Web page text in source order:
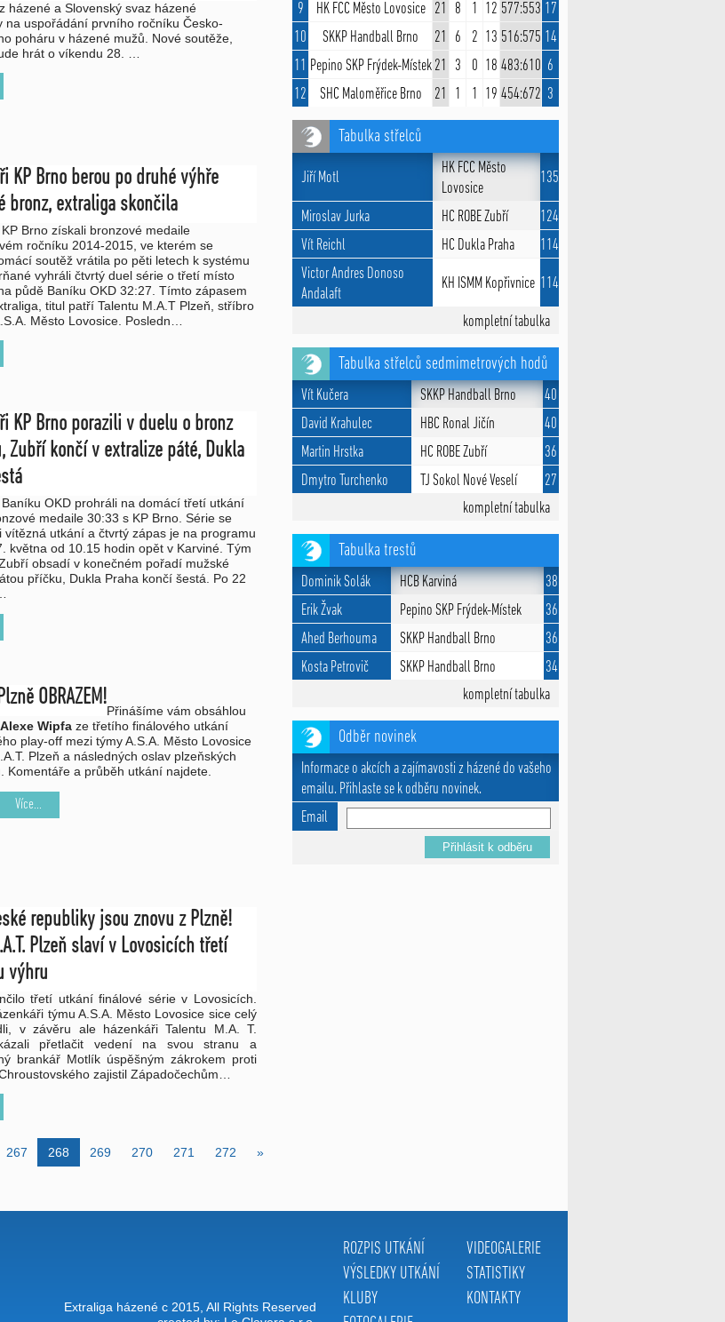
házené a Slovenský svaz házené
na uspořádání prvního ročníku Česko-
poháru v házené mužů. Nové soutěže
hrát o víkendu 28. …
KP Brno berou po druhé výhře
bronz, extraliga skončila
Brno získali bronzové medaile
ročníku 2014-2015, ve kterém se
soutěž vrátila po pěti letech k systému
vyhráli čtvrtý duel série o třetí místo
půdě Baníku OKD 32:27. Tímto zápasem
titul patří Talentu M.A.T Plzeň, stříbro
Město Lovosice. Posledn…
KP Brno porazili v duelu o bronz
Zubří končí v extralize páté, Dukla
Baníku OKD prohráli na domácí třetí utkání
medaile 30:33 s KP Brno. Série se
vítězná utkání a čtvrtý zápas je na programu
května od 10.15 hodin opět v Karviné. Tým
obsadí v konečném pořadí mužské
příčku, Dukla Praha končí šestá. Po 22
OBRAZEM!
Přinášíme vám obsáhlou
Alexe Wipfa ze třetího finálového utkání
play-off mezi týmy A.S.A. Město Lovosice
Plzeň a následných oslav plzeňských
Komentáře a průběh utkání najdete
Více...
republiky jsou znovu z Plzně!
Plzeň slaví v Lovosicích třetí
výhru
třetí utkání finálové série v Lovosicích.
týmu A.S.A. Město Lovosice sice celý
v závěru ale házenkáři Talentu M.A. T.
přetlačit vedení na svou stranu a
brankář Motlík úspěšným zákrokem proti
zajistil Západočechům…
267 268 269 270 271 272 »
9
HK FCC Město Lovosice 21 8 1 12 577:553 17
10
SKKP Handball Brno 21 6 2 13 516:575 14
11 Pepino SKP Frýdek-Místek 21 3 0 18 483:610 6
12
SHC Maloměřice Brno 21 1 1 19 454:672 3
Tabulka střelců
Jiří Motl
HK FCC Město
Lovosice
135
Miroslav Jurka HC ROBE Zubří
124
Vít Reichl
HC Dukla Praha
114
Victor Andres Donoso
Andalaft
KH ISMM Kopřivnice 114
kompletní tabulka
Tabulka střelců sedmimetrových hodů
Vít Kučera SKKP Handball Brno
40
David Krahulec
HBC Ronal Jičín
40
Martin Hrstka
HC ROBE Zubří
36
Dmytro Turchenko
TJ Sokol Nové Veselí
27
kompletní tabulka
Tabulka trestů
Dominik Solák HCB Karviná
38
Erik Žvak
Pepino SKP Frýdek-Místek
36
Ahed Berhouma
SKKP Handball Brno
36
Kosta Petrovič
SKKP Handball Brno
34
kompletní tabulka
Odběr novinek
Informace o akcích a zajímavosti z házené do vašeho
emailu. Přihlaste se k odběru novinek.
Email
VIDEOGALERIE
STATISTIKY
KONTAKTY
ROZPIS UTKÁNÍ
VÝSLEDKY UTKÁNÍ
KLUBY
Extraliga házené c 2015, All Rights Reserved